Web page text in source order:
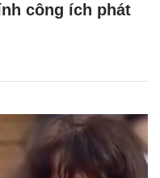
công ích phát